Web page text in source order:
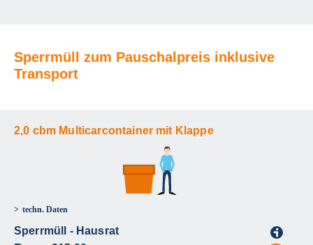
Sperrmüll zum Pauschalpreis inklusive
Transport
2,0 cbm Multicarcontainer mit Klappe
techn. Daten
Sperrmüll - Hausrat